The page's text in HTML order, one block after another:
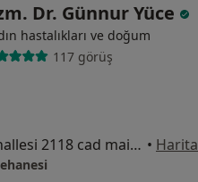
Dr. Günnur Yüce
hastalıkları ve doğum
117 görüş
Mustafa Kemal Mahallesi 2118 cad maidan is merkezi b blok k/2 no/5, Ankara • Harita